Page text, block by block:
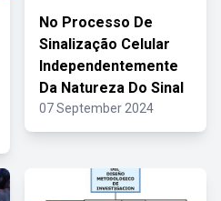
No Processo De
Sinalização Celular
Independentemente
Da Natureza Do Sinal
07 September 2024